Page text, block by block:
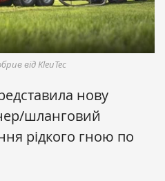
від KleuTec
нову
шланговий
рідкого гною по